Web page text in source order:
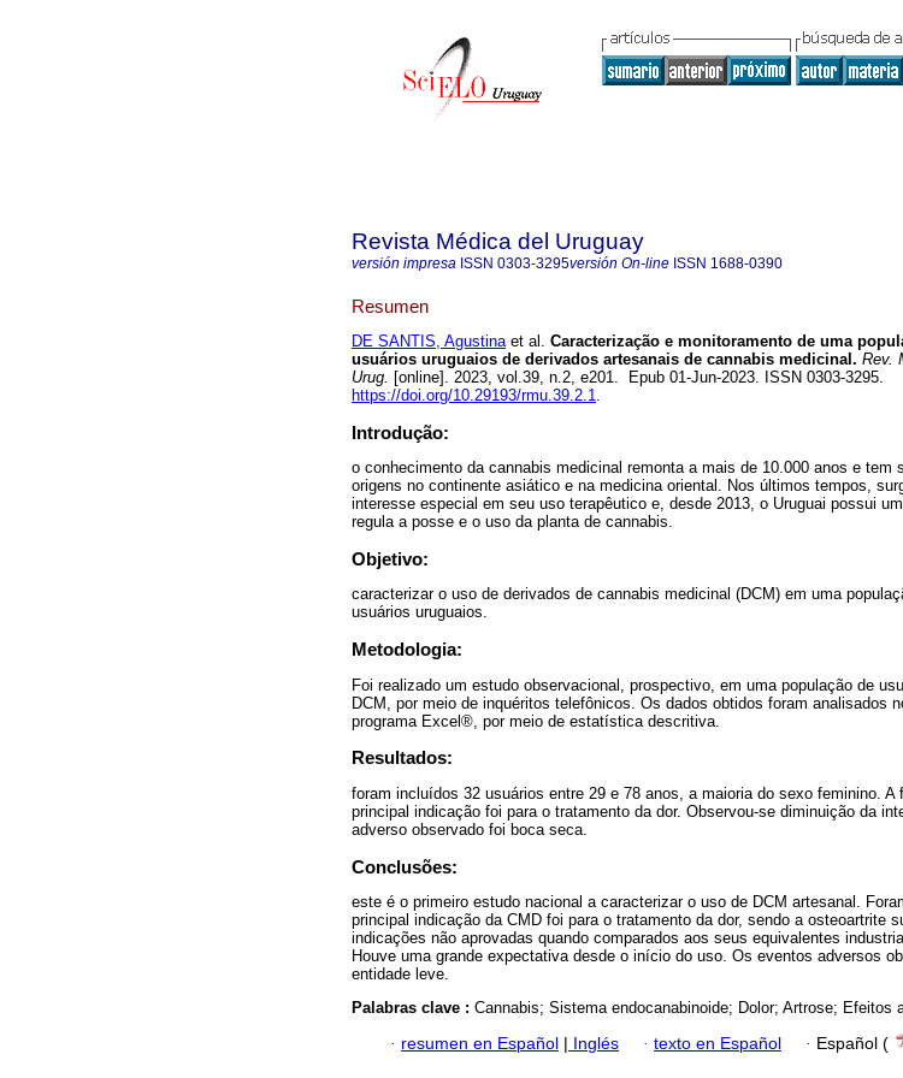
Revista Médica del Uruguay
versión impresa ISSN 0303-3295versión On-line ISSN 1688-0390
Resumen
DE SANTIS, Agustinaet al. Caracterização e monitoramento de uma
usuários uruguaios de derivados artesanais de cannabis medicinal. Rev.
Urug. [online]. 2023, vol.39, n.2, e201. Epub 01-Jun-2023. ISSN 0303-3295.
https://doi.org/10.29193/rmu.39.2.1.
Introdução:
o conhecimento da cannabis medicinal remonta a mais de 10.000 anos e tem
origens no continente asiático e na medicina oriental. Nos últimos tempos,
interesse especial em seu uso terapêutico e, desde 2013, o Uruguai possui
regula a posse e o uso da planta de cannabis.
Objetivo:
caracterizar o uso de derivados de cannabis medicinal (DCM) em uma
usuários uruguaios.
Metodologia:
Foi realizado um estudo observacional, prospectivo, em uma população de
DCM, por meio de inquéritos telefônicos. Os dados obtidos foram analisados
programa Excel®, por meio de estatística descritiva.
Resultados:
foram incluídos 32 usuários entre 29 e 78 anos, a maioria do sexo feminino.
principal indicação foi para o tratamento da dor. Observou-se diminuição da
adverso observado foi boca seca.
Conclusões:
este é o primeiro estudo nacional a caracterizar o uso de DCM artesanal.
principal indicação da CMD foi para o tratamento da dor, sendo a osteoartrite
indicações não aprovadas quando comparados aos seus equivalentes
Houve uma grande expectativa desde o início do uso. Os eventos adversos
entidade leve.
Palabras clave : Cannabis; Sistema endocanabinoide; Dolor; Artrose; Efeitos
· resumen en Español Inglés · texto en Español · Español (